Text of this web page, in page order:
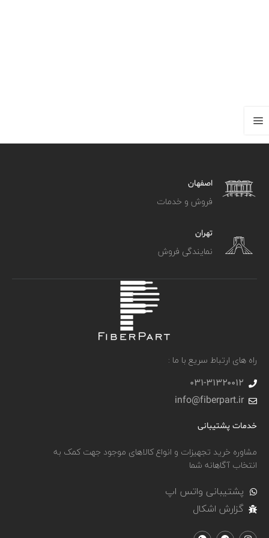
اصفهان
فروش و خدمات
تهران
نمایندگی فروش
راه های ارتباط سریع با ما :
031-۳۱۳۲۰۰۱۲
info@fiberpart.ir
خدمات پشتیبانی
مشاوره خرید تجهیزات و انواع کالاهای موجود جهت کمک به
انتخاب آگاهانه شما
پشتیبانی واتس اپ
گزارش اشکال